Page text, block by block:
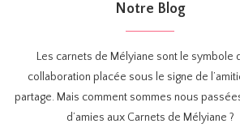
Notre Blog
Les carnets de Mélyiane sont le symbole
collaboration placée sous le signe de
partage. Mais comment sommes nous
d’amies aux Carnets de Mélyiane ?